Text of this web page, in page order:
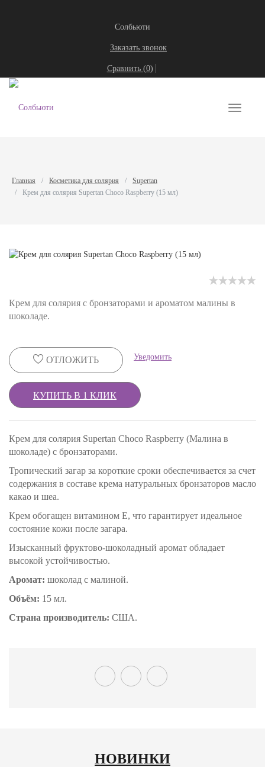
Солбьюти
Заказать звонок
Сравнить (0)
Toggle
Главная Косметика для солярия
Supertan
Крем для солярия Supertan Choco Raspberry (15 мл)
Крем для солярия с бронзаторами и ароматом малины в
шоколаде.
ОТЛОЖИТЬ Уведомить
КУПИТЬ В 1 КЛИК
Крем для солярия Supertan Choco Raspberry (Малина в
шоколаде) с бронзаторами.
Тропический загар за короткие сроки обеспечивается за счет
содержания в составе крема натуральных бронзаторов масло
какао и шеа.
Крем обогащен витамином Е, что гарантирует идеальное
состояние кожи после загара.
Изысканный фруктово-шоколадный аромат обладает
высокой устойчивостью.
Аромат: шоколад с малиной.
Объём: 15 мл.
Страна производитель: США.
НОВИНКИ